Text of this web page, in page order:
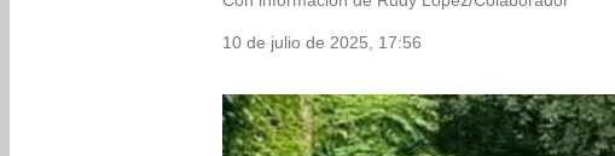
10 de julio de 2025, 17:56